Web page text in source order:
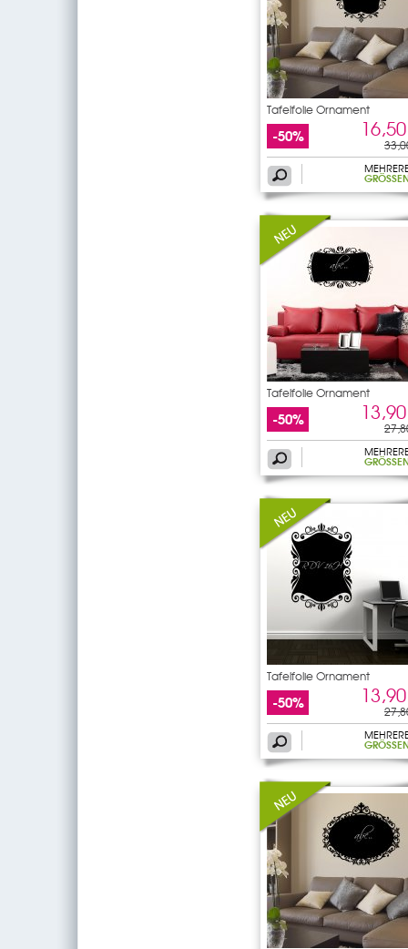
Tafelfolie Ornament
-50%
GRÖSSEN
Tafelfolie Ornament
-50%
GRÖSSEN
Tafelfolie Ornament
-50%
GRÖSSEN